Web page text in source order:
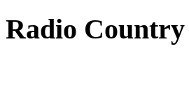
Radio Country